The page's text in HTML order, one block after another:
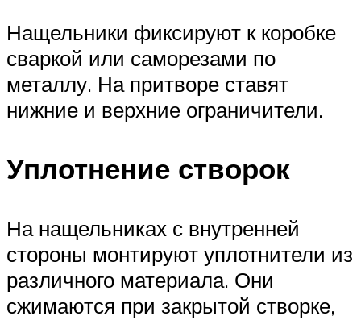
Нащельники фиксируют к коробке
сваркой или саморезами по
металлу. На притворе ставят
нижние и верхние ограничители.
Уплотнение створок
На нащельниках с внутренней
стороны монтируют уплотнители из
различного материала. Они
сжимаются при закрытой створке,